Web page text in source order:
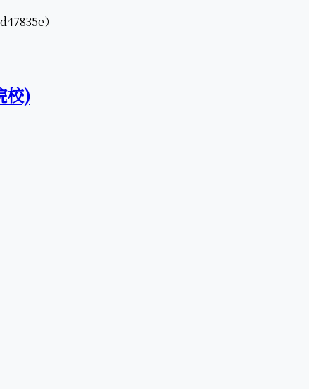
）
校)